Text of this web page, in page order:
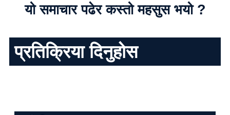
यो समाचार पढेर कस्तो महसुस भयो ?
प्रतिक्रिया दिनुहोस